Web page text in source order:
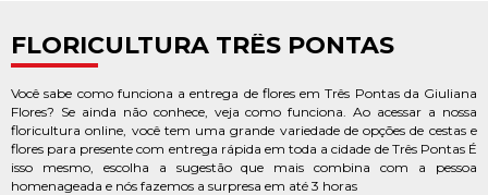
FLORICULTURA TRÊS PONTAS
Você sabe como funciona a entrega de flores em Três Pontas da Giuliana
Flores? Se ainda não conhece, veja como funciona. Ao acessar a nossa
floricultura online, você tem uma grande variedade de opções de cestas e
flores para presente com entrega rápida em toda a cidade de Três Pontas É
isso mesmo, escolha a sugestão que mais combina com a pessoa
homenageada e nós fazemos a surpresa em até 3 horas